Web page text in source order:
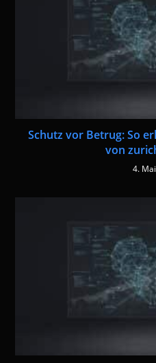
Schutz vor Betrug: So
von
4.